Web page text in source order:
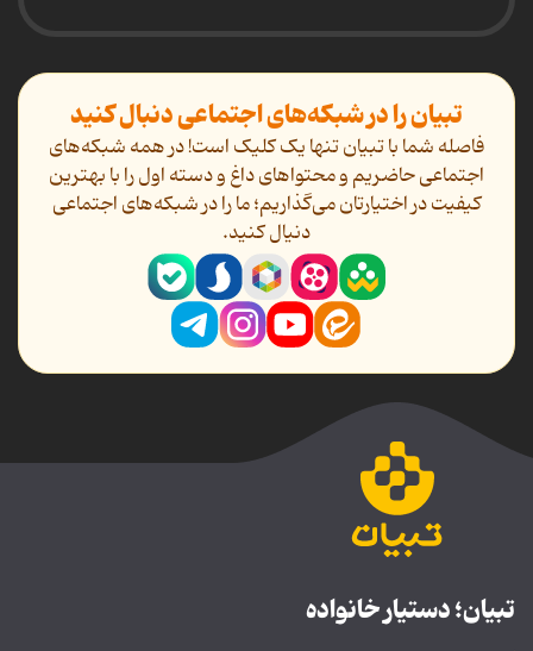
تبیان را در شبکه‌های اجتماعی دنبال کنید
فاصله شما با تبیان تنها یک کلیک است! در همه شبکه‌های
اجتماعی حاضریم و محتواهای داغ و دسته اول را با بهترین
کیفیت در اختیارتان می‌گذاریم؛ ما را در شبکه‌های اجتماعی
دنیال کنید.
تبیان؛ دستیار خانواده